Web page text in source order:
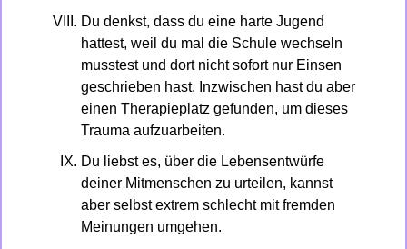
Du denkst, dass du eine harte Jugend
hattest, weil du mal die Schule wechseln
musstest und dort nicht sofort nur Einsen
geschrieben hast. Inzwischen hast du aber
einen Therapieplatz gefunden, um dieses
Trauma aufzuarbeiten.
Du liebst es, über die Lebensentwürfe
deiner Mitmenschen zu urteilen, kannst
aber selbst extrem schlecht mit fremden
Meinungen umgehen.